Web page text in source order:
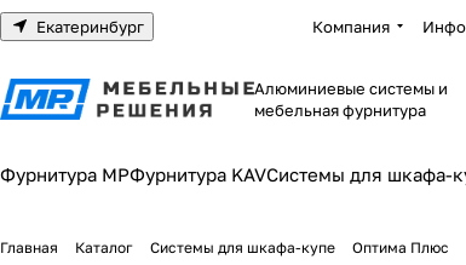
Екатеринбург Компания
Алюминиевые системы и
мебельная фурнитура
Фурнитура МРФурнитура KAVСистемы для шкафа-
Главная Каталог Системы для шкафа-купе Оптима Плюс